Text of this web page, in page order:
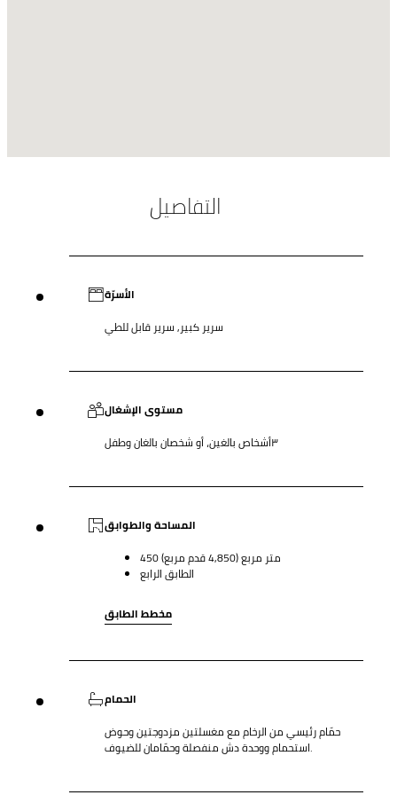
التفاصيل
الأسرّة
سرير كبير, سرير قابل للطي
مستوى الإشغال
٣أشخاص بالغين، أو شخصان بالغان وطفل
المساحة والطوابق
450 متر مربع (4,850 قدم مربع)
الطابق الرابع
مخطط الطابق
الحمام
حمّام رئيسي من الرخام مع مغسلتين مزدوجتين وحوض
استحمام ووحدة دش منفصلة وحمّامان للضيوف.